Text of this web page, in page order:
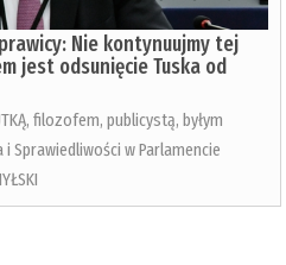
Nie kontynuujmy tej
jest odsunięcie Tuska od
filozofem, publicystą, byłym
Sprawiedliwości w Parlamencie